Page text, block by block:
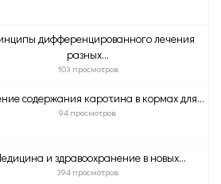
дифференцированного лечения
разных...
103 просмотров
содержания каротина в кормах для...
94 просмотров
и здравоохранение в новых...
394 просмотров